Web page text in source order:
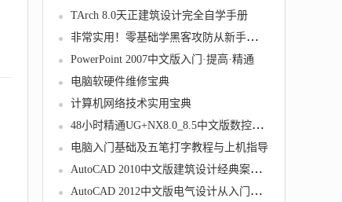
TArch 8.0天正建筑设计完全自学手册
非常实用！零基础学黑客攻防从新手到高手
PowerPoint 2007中文版入门·提高·精通
电脑软硬件维修宝典
计算机网络技术实用宝典
48小时精通UG+NX8.0_8.5中文版数控加工技巧
电脑入门基础及五笔打字教程与上机指导
AutoCAD 2010中文版建筑设计经典案例指导教程
AutoCAD 2012中文版电气设计从入门到精通